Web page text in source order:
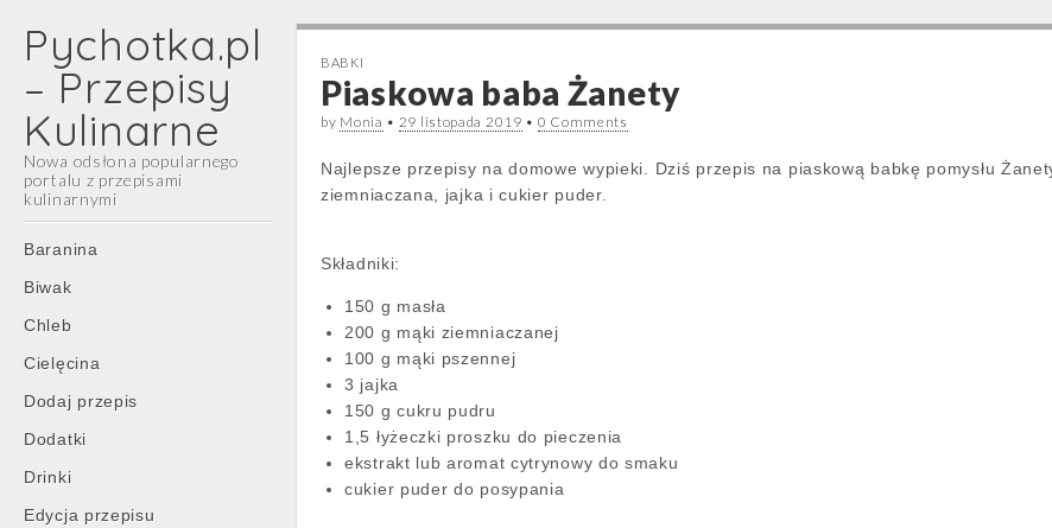
Pychotka.pl
– Przepisy
Kulinarne
Nowa odsłona popularnego
portalu z przepisami
kulinarnymi
Main
menu
Skip
content
Baranina
Biwak
Chleb
Cielęcina
Dodaj przepis
Dodatki
Drinki
Edycja przepisu
BABKI
Piaskowa baba Żanety
by Monia • 29 listopada 2019 • 0 Comments
Najlepsze przepisy na domowe wypieki. Dziś przepis na piaskową babkę pomysłu
ziemniaczana, jajka i cukier puder.
Składniki:
150 g masła
200 g mąki ziemniaczanej
100 g mąki pszennej
3 jajka
150 g cukru pudru
1,5 łyżeczki proszku do pieczenia
ekstrakt lub aromat cytrynowy do smaku
cukier puder do posypania